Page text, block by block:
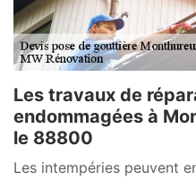
Les travaux de
endommagées à
le 88800
Les intempéries peuvent